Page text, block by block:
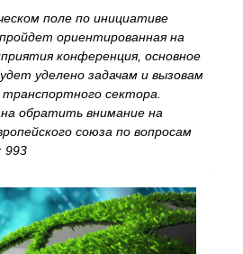
поле по инициативе
ориентированная на
конференция, основное
уделено задачам и вызовам
сектора.
обратить внимание на
союза по вопросам
993